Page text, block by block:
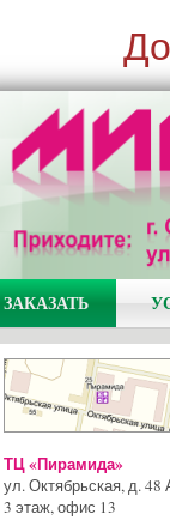
ЗАКАЗАТЬ
ТЦ «Пирамида»
ул. Октябрьская, д. 48
3 этаж, офис 13